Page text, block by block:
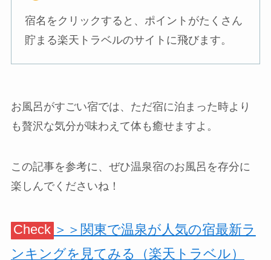
宿名をクリックすると、ポイントがたくさん
貯まる楽天トラベルのサイトに飛びます。
お風呂がすごい宿では、ただ宿に泊まった時より
も贅沢な気分が味わえて体も癒せますよ。
この記事を参考に、ぜひ温泉宿のお風呂を存分に
楽しんでくださいね！
Check ＞＞関東で温泉が人気の宿最新ラ
ンキングを見てみる（楽天トラベル）